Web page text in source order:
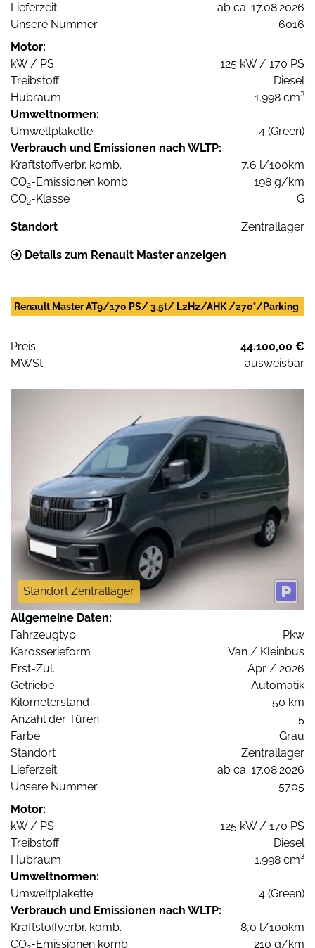
Lieferzeit
ab ca. 17.08.2026
Unsere Nummer
6016
Motor:
kW / PS
125 kW / 170 PS
Treibstoff
Diesel
Hubraum
1.998 cm³
Umweltnormen:
Umweltplakette
4 (Green)
Verbrauch und Emissionen nach WLTP:
Kraftstoffverbr. komb.
7,6 l/100km
CO2-Emissionen komb.
198 g/km
CO2-Klasse G
Standort Zentrallager
Details zum Renault Master anzeigen
Renault Master AT9/170 PS/ 3,5t/ L2H2/AHK /270°/Parking
Preis:
44.100,00 €
MWSt:
ausweisbar
Standort Zentrallager
Allgemeine Daten:
Fahrzeugtyp
Pkw
Karosserieform
Van / Kleinbus
Erst-Zul.
Apr / 2026
Getriebe
Automatik
Kilometerstand
50 km
Anzahl der Türen
5
Farbe
Grau
Standort
Zentrallager
Lieferzeit
ab ca. 17.08.2026
Unsere Nummer
5705
Motor:
kW / PS
125 kW / 170 PS
Treibstoff
Diesel
Hubraum
1.998 cm³
Umweltnormen:
Umweltplakette
4 (Green)
Verbrauch und Emissionen nach WLTP:
Kraftstoffverbr. komb.
8,0 l/100km
CO -Emissionen komb. 210 g/km